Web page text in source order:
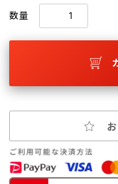
数量